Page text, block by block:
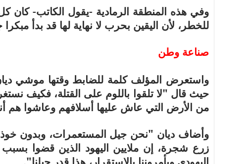
وفي هذه المنطقة الرمادية -يقول الكاتب- كان
للخطر، لأن اليقين بحرب لا نهاية لها قد بدأ مبكرا
صناعة وطن
حيث قال "لا تلقوا باللوم على القتلة، فكيف
من الأرض التي عاش عليها أسلافهم وعاشوا هم
وأضاف ديان "نحن جيل المستعمرات، وبدون
زرع شجرة، إن ملايين اليهود الذين قضوا بسبب